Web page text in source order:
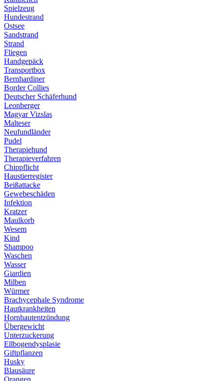
Spielzeug
Hundestrand
Ostsee
Sandstrand
Strand
Fliegen
Handgepäck
Transportbox
Bernhardiner
Border Collies
Deutscher Schäferhund
Leonberger
Magyar Vizslas
Malteser
Neufundländer
Pudel
Therapiehund
Therapieverfahren
Chippflicht
Haustierregister
Beißattacke
Gewebeschäden
Infektion
Kratzer
Maulkorb
Wesem
Kind
Shampoo
Waschen
Wasser
Giardien
Milben
Würmer
Brachycephale Syndrome
Hautkrankheiten
Hornhautentzündung
Übergewicht
Unterzuckerung
Ellbogendysplasie
Giftpflanzen
Husky
Blausäure
Orangen